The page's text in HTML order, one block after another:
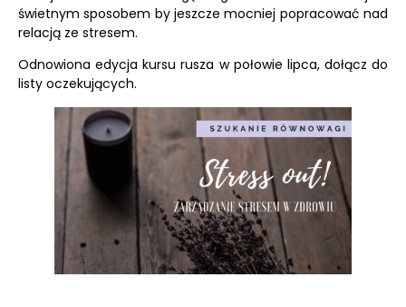
świetnym sposobem by jeszcze mocniej popracować nad
relacją ze stresem.
Odnowiona edycja kursu rusza w połowie lipca, dołącz do
listy oczekujących.